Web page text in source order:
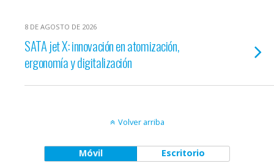
8 DE AGOSTO DE 2026
SATA jet X: innovación en atomización,
ergonomía y digitalización
Volver arriba
Móvil Escritorio